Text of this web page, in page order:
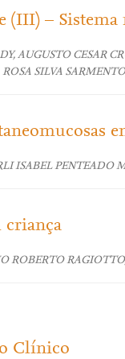
(III) –
AUGUSTO CESAR
SILVA
ISABEL PENTEADO
criança
ROBERTO
Clínico